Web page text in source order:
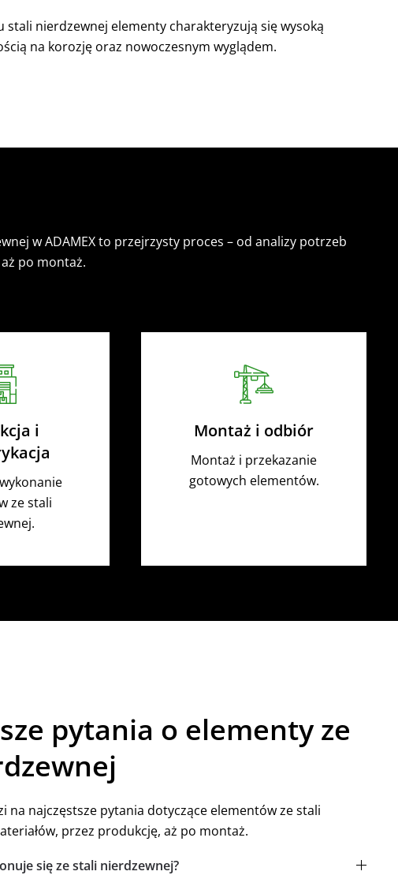
stali nierdzewnej elementy charakteryzują się wysoką
na korozję oraz nowoczesnym wyglądem.
w ADAMEX to przejrzysty proces – od analizy potrzeb
po montaż.
i
ze stali
Montaż i odbiór
Montaż i przekazanie
gotowych elementów.
pytania o elementy ze
na najczęstsze pytania dotyczące elementów ze stali
przez produkcję, aż po montaż.
się ze stali nierdzewnej?